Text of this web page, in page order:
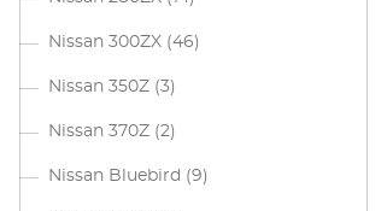
Nissan 300ZX (46)
Nissan 350Z (3)
Nissan 370Z (2)
Nissan Bluebird (9)